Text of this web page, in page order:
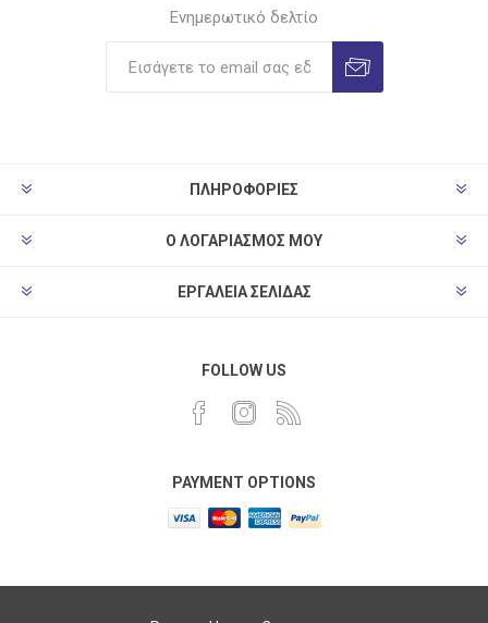
Ενημερωτικό δελτίο
ΠΛΗΡΟΦΟΡΊΕΣ
Ο ΛΟΓΑΡΙΑΣΜΌΣ ΜΟΥ
ΕΡΓΑΛΕΊΑ ΣΕΛΊΔΑΣ
FOLLOW US
PAYMENT OPTIONS